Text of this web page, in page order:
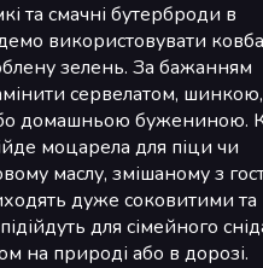
та смачні бутерброди в
використовувати
зелень. За бажанням
сервелатом, шинкою,
домашньою бужениною.
моцарела для піци чи
маслу, змішаному з
дуже соковитими та
для сімейного
на природі або в дорозі.